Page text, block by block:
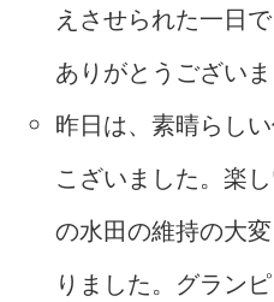
えさせられた一日
ありがとうございま
昨日は、素晴らし
こざいました。楽
の水田の維持の大
りました。グラン